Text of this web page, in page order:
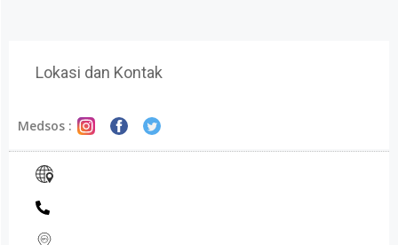
Lokasi dan Kontak
Medsos :